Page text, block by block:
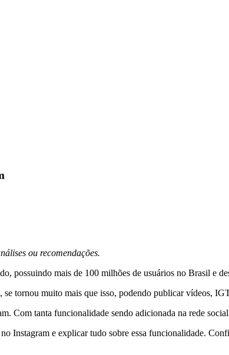
ou recomendações.
possuindo mais de 100 milhões de usuários no Brasil e
tornou muito mais que isso, podendo publicar vídeos,
Com tanta funcionalidade sendo adicionada na rede
Instagram e explicar tudo sobre essa funcionalidade.